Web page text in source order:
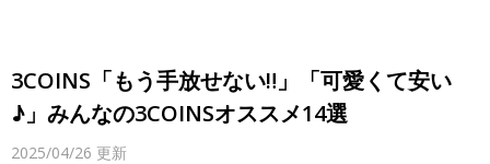
3COINS「もう手放せない‼」「可愛くて安い
♪」みんなの3COINSオススメ14選
2025/04/26 更新